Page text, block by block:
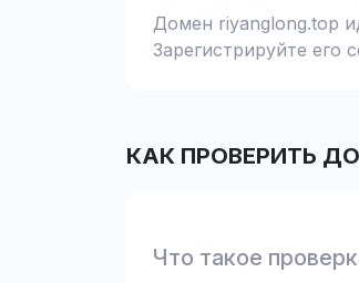
Домен riyanglong.top
Зарегистрируйте его
КАК ПРОВЕРИТЬ
Что такое